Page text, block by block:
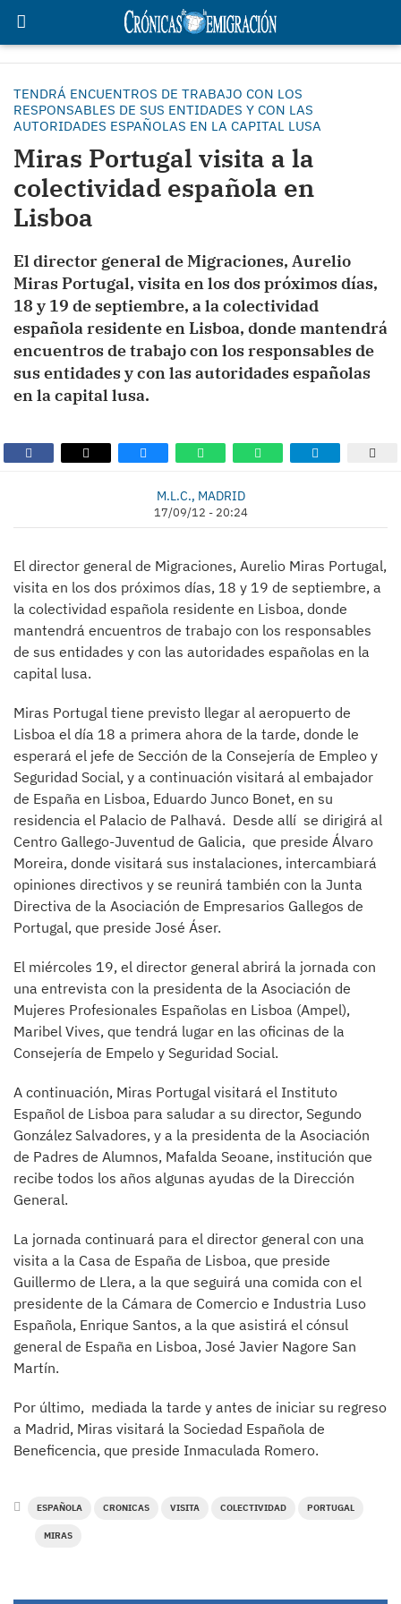
TENDRÁ ENCUENTROS DE TRABAJO CON LOS
RESPONSABLES DE SUS ENTIDADES Y CON LAS
AUTORIDADES ESPAÑOLAS EN LA CAPITAL LUSA
Miras Portugal visita a la
colectividad española en
Lisboa
El director general de Migraciones, Aurelio
Miras Portugal, visita en los dos próximos días,
18 y 19 de septiembre, a la colectividad
española residente en Lisboa, donde mantendrá
encuentros de trabajo con los responsables de
sus entidades y con las autoridades españolas
en la capital lusa.
M.L.C., MADRID
17/09/12 - 20:24
El director general de Migraciones, Aurelio Miras Portugal,
visita en los dos próximos días, 18 y 19 de septiembre, a
la colectividad española residente en Lisboa, donde
mantendrá encuentros de trabajo con los responsables
de sus entidades y con las autoridades españolas en la
capital lusa.
Miras Portugal tiene previsto llegar al aeropuerto de
Lisboa el día 18 a primera ahora de la tarde, donde le
esperará el jefe de Sección de la Consejería de Empleo y
Seguridad Social, y a continuación visitará al embajador
de España en Lisboa, Eduardo Junco Bonet, en su
residencia el Palacio de Palhavá. Desde allí se dirigirá al
Centro Gallego-Juventud de Galicia, que preside Álvaro
Moreira, donde visitará sus instalaciones, intercambiará
opiniones directivos y se reunirá también con la Junta
Directiva de la Asociación de Empresarios Gallegos de
Portugal, que preside José Áser.
El miércoles 19, el director general abrirá la jornada con
una entrevista con la presidenta de la Asociación de
Mujeres Profesionales Españolas en Lisboa (Ampel),
Maribel Vives, que tendrá lugar en las oficinas de la
Consejería de Empelo y Seguridad Social.
A continuación, Miras Portugal visitará el Instituto
Español de Lisboa para saludar a su director, Segundo
González Salvadores, y a la presidenta de la Asociación
de Padres de Alumnos, Mafalda Seoane, institución que
recibe todos los años algunas ayudas de la Dirección
General.
La jornada continuará para el director general con una
visita a la Casa de España de Lisboa, que preside
Guillermo de Llera, a la que seguirá una comida con el
presidente de la Cámara de Comercio e Industria Luso
Española, Enrique Santos, a la que asistirá el cónsul
general de España en Lisboa, José Javier Nagore San
Martín.
Por último, mediada la tarde y antes de iniciar su regreso
a Madrid, Miras visitará la Sociedad Española de
Beneficencia, que preside Inmaculada Romero.
ESPAÑOLA CRONICAS VISITA COLECTIVIDAD PORTUGAL
MIRAS